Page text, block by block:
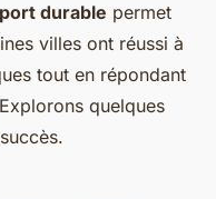
durable permet
villes ont réussi à
tout en répondant
quelques